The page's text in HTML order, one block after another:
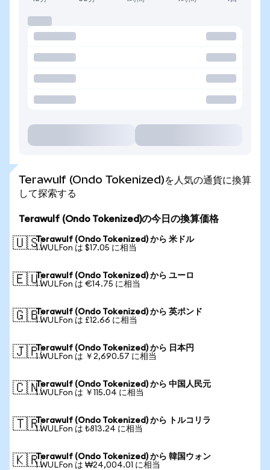
Terawulf (Ondo Tokenized)を人気の通貨に換算
して探索する
Terawulf (Ondo Tokenized)の今日の換算価格
🇺🇸Terawulf (Ondo Tokenized) から 米ドル
1 WULFon は $17.05 に相当
🇪🇺Terawulf (Ondo Tokenized) から ユーロ
1 WULFon は €14.75 に相当
🇬🇧Terawulf (Ondo Tokenized) から 英ポンド
1 WULFon は £12.66 に相当
🇯🇵Terawulf (Ondo Tokenized) から 日本円
1 WULFon は ￥2,690.57 に相当
🇨🇳Terawulf (Ondo Tokenized) から 中国人民元
1 WULFon は ￥115.04 に相当
🇹🇷Terawulf (Ondo Tokenized) から トルコリラ
1 WULFon は ₺813.24 に相当
🇰🇷Terawulf (Ondo Tokenized) から 韓国ウォン
1 WULFon は ₩24,004.01 に相当